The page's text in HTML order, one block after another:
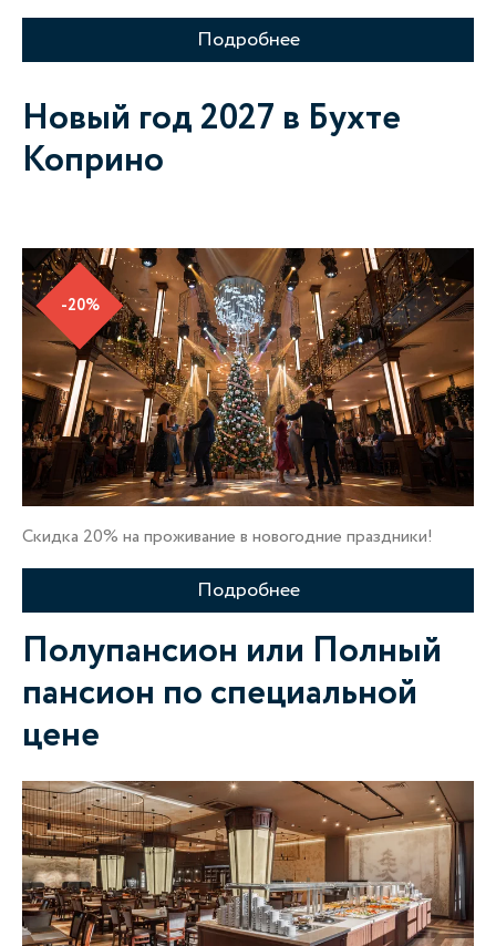
Подробнее
-20%
Новый год 2027 в Бухте
Коприно
Скидка 20% на проживание в новогодние праздники!
Подробнее
Полупансион или Полный
пансион по специальной
цене